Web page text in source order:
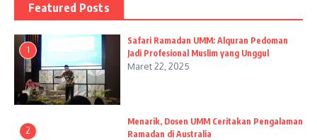
Featured Posts
1
Safari Ramadan UMM: Alquran Pedoman
Jadi Profesional Muslim yang Unggul
Maret 22, 2025
2
Menarik, Dosen UMM Ceritakan Pengalaman
Ramadan di Australia